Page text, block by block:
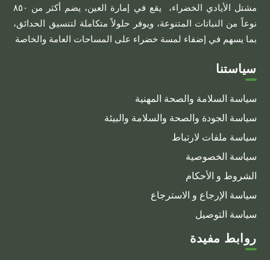
المنتج.
يمكن
اختيار
على
المنتج
مشتل الأيادي الخضراء، يقع في إمارة العين، يضم أكثر من ٨٥٠
نوعاً من النباتات المتنوعة، ويوفر حلولاً متكاملة لتنسيق الحدائق،
بما يسهم في إضفاء لمسة خضراء على المساحات العامة والخاصة
سياستنا
سياسة السلامة والصحة المهنية
سياسة الجودة والصحة والسلامة والبيئة
سياسة ملفات لارتباط
سياسة الخصوصية
الشروط و الأحكام
سياسة الإرجاع و الاسترجاع
سياسة التوصيل
روابط مفيدة